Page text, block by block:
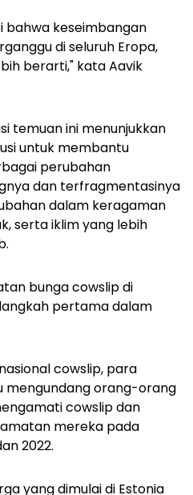
bahwa keseimbangan
di seluruh Eropa,
berarti," kata Aavik
temuan ini menunjukkan
untuk membantu
perubahan
dan terfragmentasinya
dalam keragaman
serta iklim yang lebih
bunga cowslip di
pertama dalam
cowslip, para
mengundang orang-orang
cowslip dan
mereka pada
2022.
yang dimulai di Estonia